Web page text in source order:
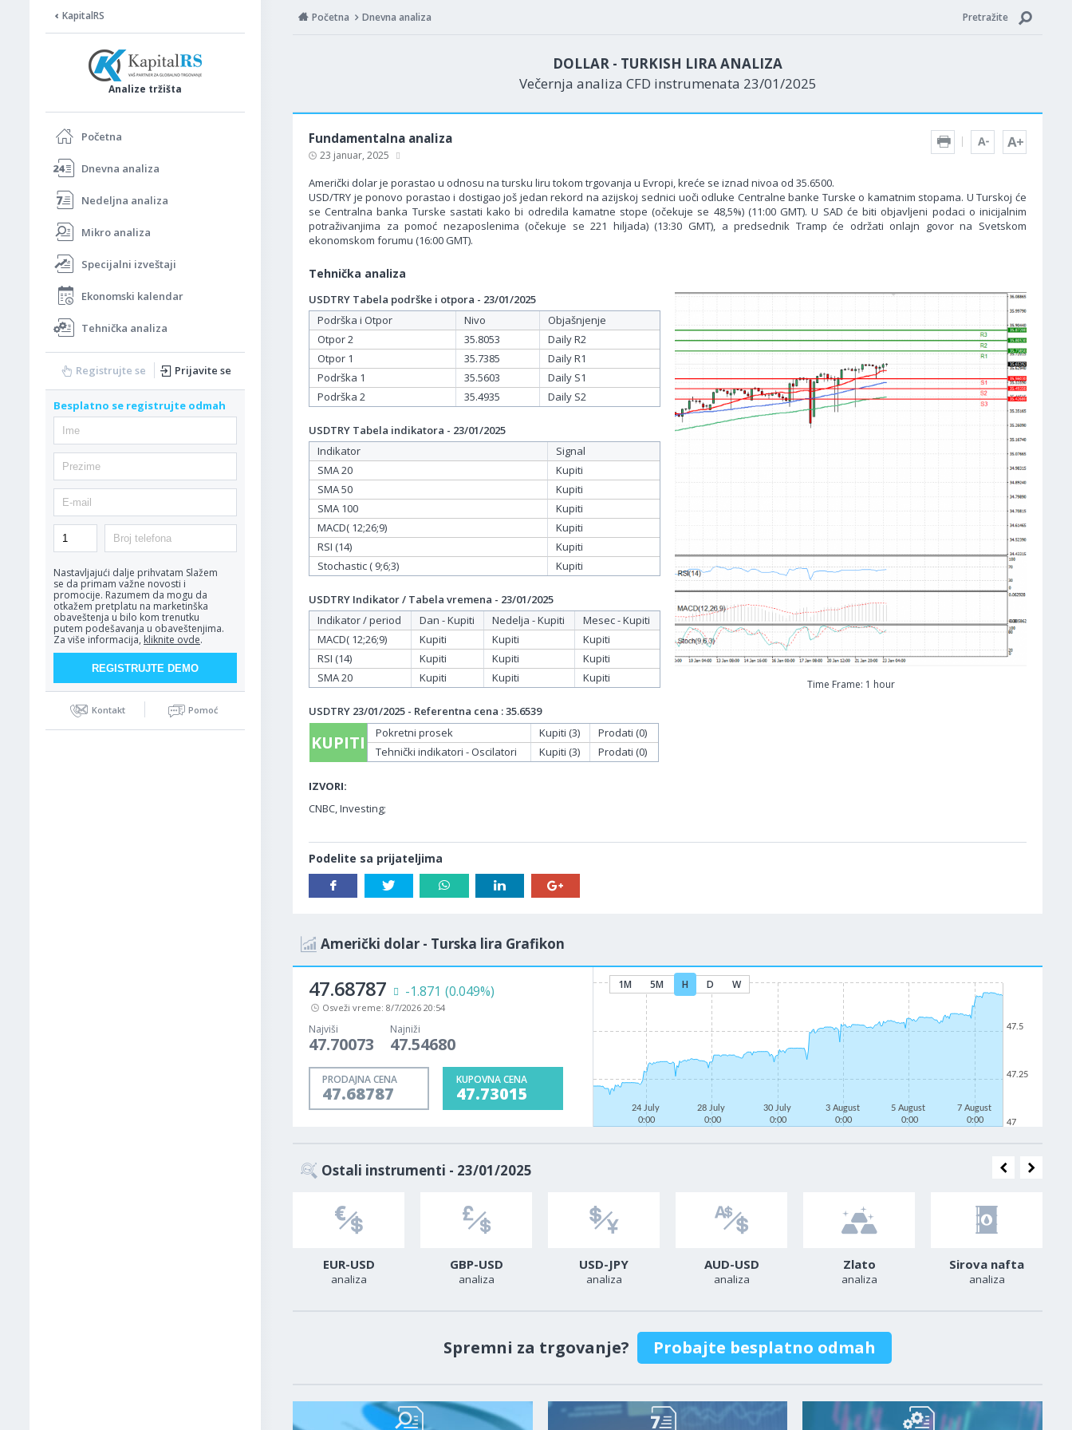
KapitalRS
Analize tržišta
Početna
Dnevna analiza
Nedeljna analiza
Mikro analiza
Specijalni izveštaji
Ekonomski kalendar
Tehnička analiza
Registrujte se Prijavite se
Besplatno se registrujte odmah
Nastavljajući dalje prihvatam Slažem
se da primam važne novosti i
promocije. Razumem da mogu da
otkažem pretplatu na marketinška
obaveštenja u bilo kom trenutku
putem podešavanja u obaveštenjima.
Za više informacija, kliknite ovde.
Kontakt Pomoć
Početna Dnevna analiza Pretražite
DOLLAR - TURKISH LIRA ANALIZA
Večernja analiza CFD instrumenata 23/01/2025
Fundamentalna analiza
23 januar, 2025
Američki dolar je porastao u odnosu na tursku liru tokom trgovanja u Evropi, kreće se iznad nivoa od 35.6500.
USD/TRY je ponovo porastao i dostigao još jedan rekord na azijskoj sednici uoči odluke Centralne banke Turske o kamatnim stopama. U Turskoj će
se Centralna banka Turske sastati kako bi odredila kamatne stope (očekuje se 48,5%) (11:00 GMT). U SAD će biti objavljeni podaci o inicijalnim
potraživanjima za pomoć nezaposlenima (očekuje se 221 hiljada) (13:30 GMT), a predsednik Tramp će održati onlajn govor na Svetskom
ekonomskom forumu (16:00 GMT).
Tehnička analiza
Time Frame: 1 hour
USDTRY Tabela podrške i otpora - 23/01/2025
Podrška i Otpor
Nivo
Objašnjenje
Otpor 2
35.8053
Daily R2
Otpor 1
35.7385
Daily R1
Podrška 1
35.5603
Daily S1
Podrška 2
35.4935 Daily S2
USDTRY Tabela indikatora - 23/01/2025
Indikator
Signal
SMA 20
Kupiti
SMA 50
Kupiti
SMA 100
Kupiti
MACD( 12;26;9)
Kupiti
RSI (14)
Kupiti
Stochastic ( 9;6;3)
Kupiti
USDTRY Indikator / Tabela vremena - 23/01/2025
Indikator / period
Dan - Kupiti Nedelja - Kupiti
Mesec - Kupiti
MACD( 12;26;9)
Kupiti Kupiti
Kupiti
RSI (14)
Kupiti Kupiti
Kupiti
SMA 20
Kupiti Kupiti Kupiti
USDTRY 23/01/2025 - Referentna cena : 35.6539
KUPITI Pokretni prosek Kupiti (3)
Prodati (0)
Tehnički indikatori - Oscilatori
Kupiti (3) Prodati (0)
IZVORI:
CNBC, Investing;
Podelite sa prijateljima
Američki dolar - Turska lira Grafikon
47.68787 -1.871 (0.049%)
Osveži vreme: 8/7/2026 20:54
Najviši
47.70073
Najniži
47.54680
PRODAJNA CENA
47.68787
KUPOVNA CENA
47.73015
1M 5M H D W
24 July
0:00
28 July
0:00
30 July
0:00
3 August
0:00
5 August
0:00
7 August
0:00
47
47.25
47.5
Ostali instrumenti - 23/01/2025
EUR-USD
analiza
GBP-USD
analiza
USD-JPY
analiza
AUD-USD
analiza
Zlato
analiza
Sirova nafta
analiza
Spremni za trgovanje? Probajte besplatno odmah